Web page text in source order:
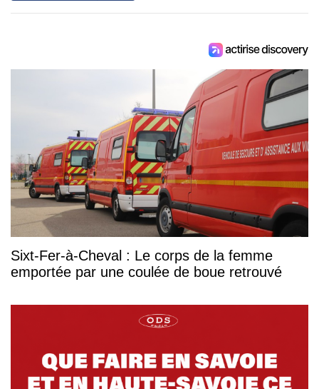
Sixt-Fer-à-Cheval : Le corps de la femme
emportée par une coulée de boue retrouvé